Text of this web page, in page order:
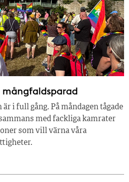
mångfaldsparad
i full gång. På måndagen tågade
med fackliga kamrater
som vill värna våra